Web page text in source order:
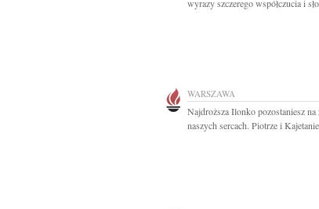
wyrazy szczerego współczucia i
WARSZAWA
Najdroższa Ilonko pozostaniesz na
naszych sercach. Piotrze i